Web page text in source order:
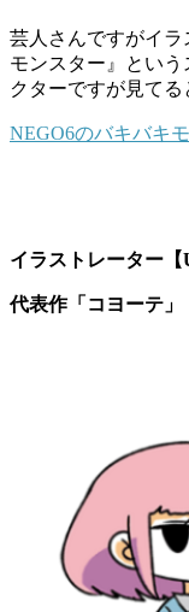
芸人さんですがイラ
モンスター』とい
クターですが見てる
NEGO6のバキバキ
イラストレーター【
代表作「コヨーテ」